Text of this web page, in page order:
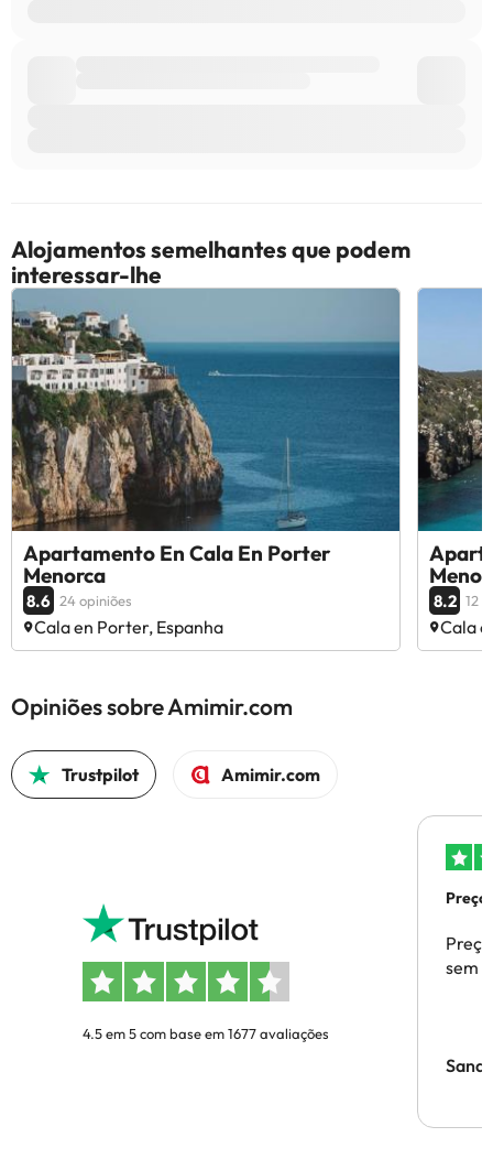
Alojamentos semelhantes que podem
interessar-lhe
Apartamento En Cala En Porter
Menorca
8.6 24 opiniões
Cala en Porter, Espanha
8.2 12
Cala
Opiniões sobre Amimir.com
Trustpilot Amimir.com
4.5 em 5 com base em 1677 avaliações
sem